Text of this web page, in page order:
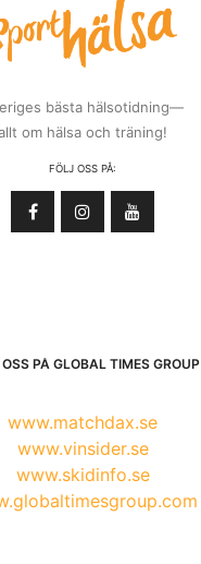
bästa hälsotidning—
om hälsa och träning!
FÖLJ OSS PÅ:
PÅ GLOBAL TIMES GROUP
www.matchdax.se
www.vinsider.se
www.skidinfo.se